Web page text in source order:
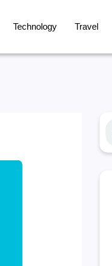
Technology Travel
u